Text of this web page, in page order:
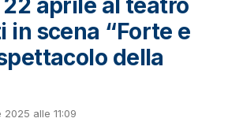
aprile al teatro
in scena “Forte e
della
alle 11:09